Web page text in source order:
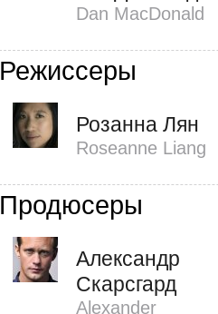
Dan MacDonald
Режиссеры
Розанна Лян
Roseanne Liang
Продюсеры
Александр
Скарсгард
Alexander